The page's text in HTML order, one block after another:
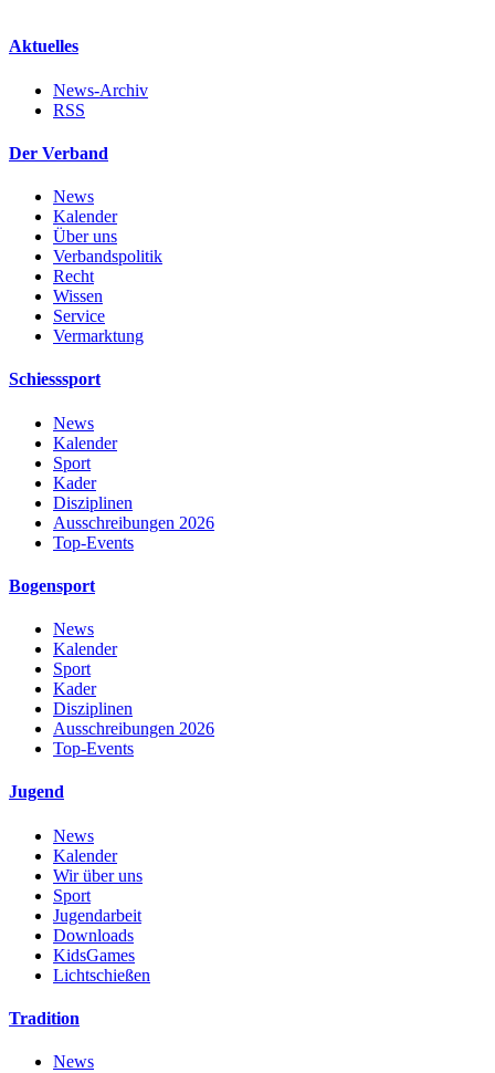
Aktuelles
News-Archiv
RSS
Der Verband
News
Kalender
Über uns
Verbandspolitik
Recht
Wissen
Service
Vermarktung
Schiesssport
News
Kalender
Sport
Kader
Disziplinen
Ausschreibungen 2026
Top-Events
Bogensport
News
Kalender
Sport
Kader
Disziplinen
Ausschreibungen 2026
Top-Events
Jugend
News
Kalender
Wir über uns
Sport
Jugendarbeit
Downloads
KidsGames
Lichtschießen
Tradition
News